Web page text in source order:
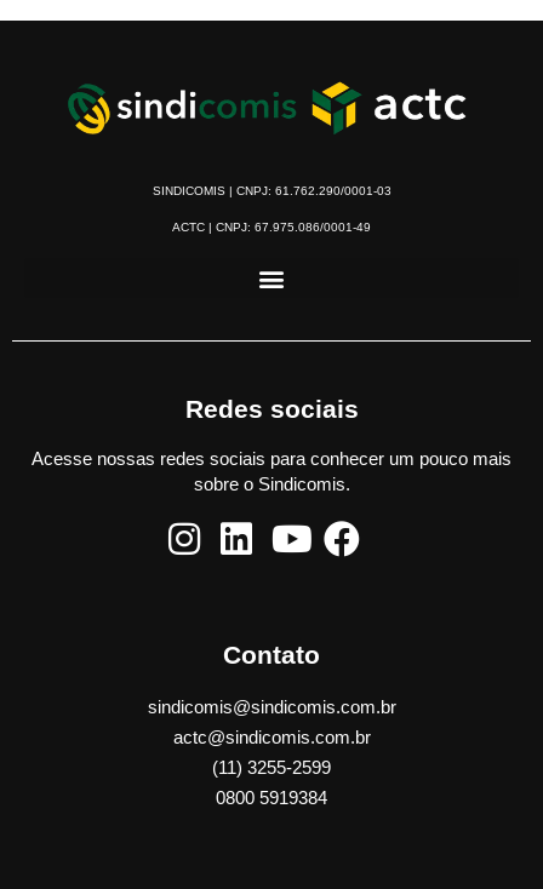
SINDICOMIS | CNPJ: 61.762.290/0001-03
ACTC | CNPJ: 67.975.086/0001-49
Redes sociais
Acesse nossas redes sociais para conhecer um pouco mais
sobre o Sindicomis.
Contato
sindicomis@sindicomis.com.br
actc@sindicomis.com.br
(11) 3255-2599
0800 5919384